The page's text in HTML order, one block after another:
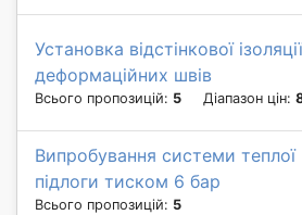
Установка відстінкової
деформаційних швів
Всього пропозицій: 5 Діапазон цін:
Випробування системи теплої
підлоги тиском 6 бар
Всього пропозицій: 5